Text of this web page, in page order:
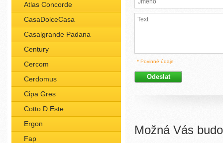
Atlas Concorde
CasaDolceCasa
Casalgrande Padana
Century
Cercom
Cerdomus
Cipa Gres
Cotto D Este
Ergon
Fap
* Povinné údaje
Možná Vás